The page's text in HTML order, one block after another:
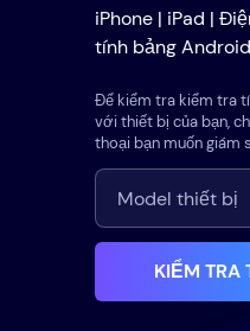
iPhone | iPad |
tính bảng Android
Để kiểm tra kiểm tra
với thiết bị của bạn,
thoại bạn muốn giám
KIỂM TRA